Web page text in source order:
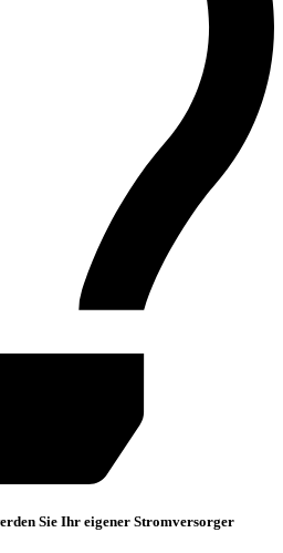
Sie Ihr eigener Stromversorger